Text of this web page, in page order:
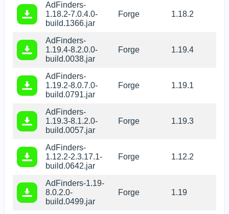
AdFinders-
1.18.2-7.0.4.0-
build.1366.jar
Forge 1.18.2
AdFinders-
1.19.4-8.2.0.0-
build.0038.jar
Forge 1.19.4
AdFinders-
1.19.2-8.0.7.0-
build.0791.jar
Forge 1.19.1
AdFinders-
1.19.3-8.1.2.0-
build.0057.jar
Forge 1.19.3
AdFinders-
1.12.2-2.3.17.1-
build.0642.jar
Forge 1.12.2
AdFinders-1.19-
8.0.2.0-
build.0499.jar
Forge 1.19